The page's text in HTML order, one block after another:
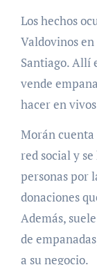
Los hechos
Valdovinos
Santiago. Allí
vende
hacer en
Morán cuenta
red social y
personas por
donaciones
Además,
de
a su negocio.